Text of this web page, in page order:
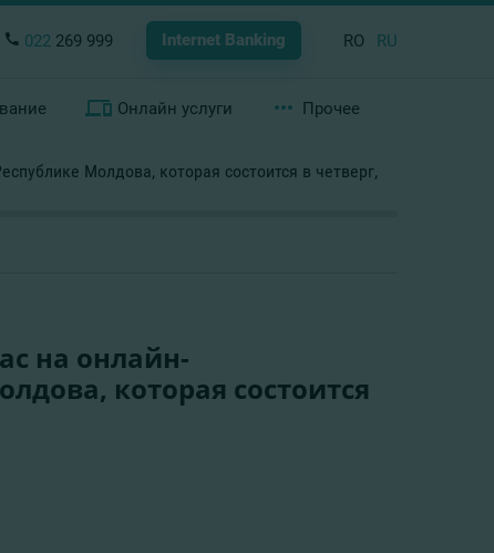
022 269 999 Internet Banking RO RU
Онлайн услуги Прочее
Молдова, которая состоится в четверг,
на онлайн-
которая состоится